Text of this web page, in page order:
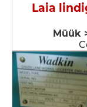
Laia
Müük